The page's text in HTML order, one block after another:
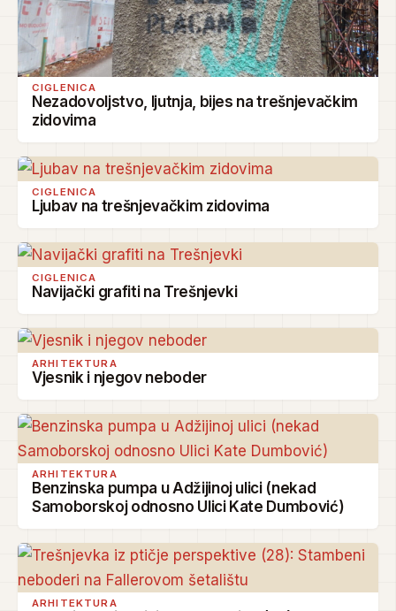
CIGLENICA
Nezadovoljstvo, ljutnja, bijes na trešnjevačkim
zidovima
CIGLENICA
Ljubav na trešnjevačkim zidovima
CIGLENICA
Navijački grafiti na Trešnjevki
ARHITEKTURA
Vjesnik i njegov neboder
ARHITEKTURA
Benzinska pumpa u Adžijinoj ulici (nekad
Samoborskoj odnosno Ulici Kate Dumbović)
ARHITEKTURA